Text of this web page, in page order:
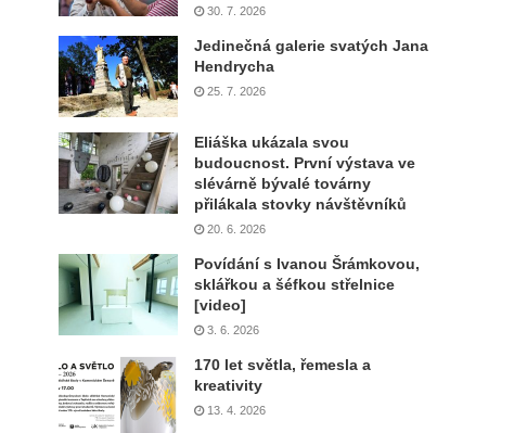
30. 7. 2026
Jedinečná galerie svatých Jana
Hendrycha
25. 7. 2026
Eliáška ukázala svou
budoucnost. První výstava ve
slévárně bývalé továrny
přilákala stovky návštěvníků
20. 6. 2026
Povídání s Ivanou Šrámkovou,
sklářkou a šéfkou střelnice
[video]
3. 6. 2026
170 let světla, řemesla a
kreativity
13. 4. 2026